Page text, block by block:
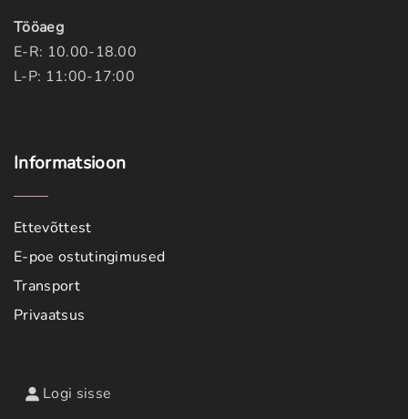
Tööaeg
E-R: 10.00-18.00
L-P: 11:00-17:00
Informatsioon
Ettevõttest
E-poe ostutingimused
Transport
Privaatsus
Logi sisse